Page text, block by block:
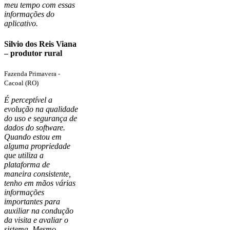
meu tempo com essas
informações do
aplicativo.
Silvio dos Reis Viana
– produtor rural
Fazenda Primavera -
Cacoal (RO)
É perceptível a
evolução na qualidade
do uso e segurança de
dados do software.
Quando estou em
alguma propriedade
que utiliza a
plataforma de
maneira consistente,
tenho em mãos várias
informações
importantes para
auxiliar na condução
da visita e avaliar o